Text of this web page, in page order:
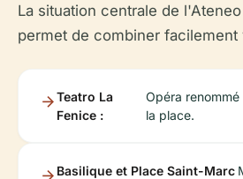
La situation centrale de
permet de combiner facilement
Teatro La
Fenice :
Opéra
la place.
Basilique et Place Saint-Marc